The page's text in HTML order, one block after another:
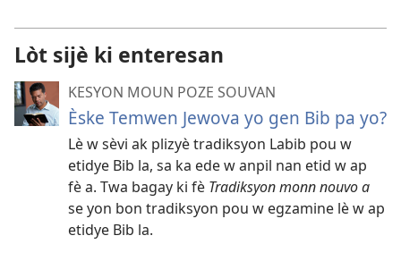
Lòt sijè ki enteresan
KESYON MOUN POZE SOUVAN
Èske Temwen Jewova yo gen Bib pa yo?
Lè w sèvi ak plizyè tradiksyon Labib pou w
etidye Bib la, sa ka ede w anpil nan etid w ap
fè a. Twa bagay ki fè Tradiksyon monn nouvo a
se yon bon tradiksyon pou w egzamine lè w ap
etidye Bib la.